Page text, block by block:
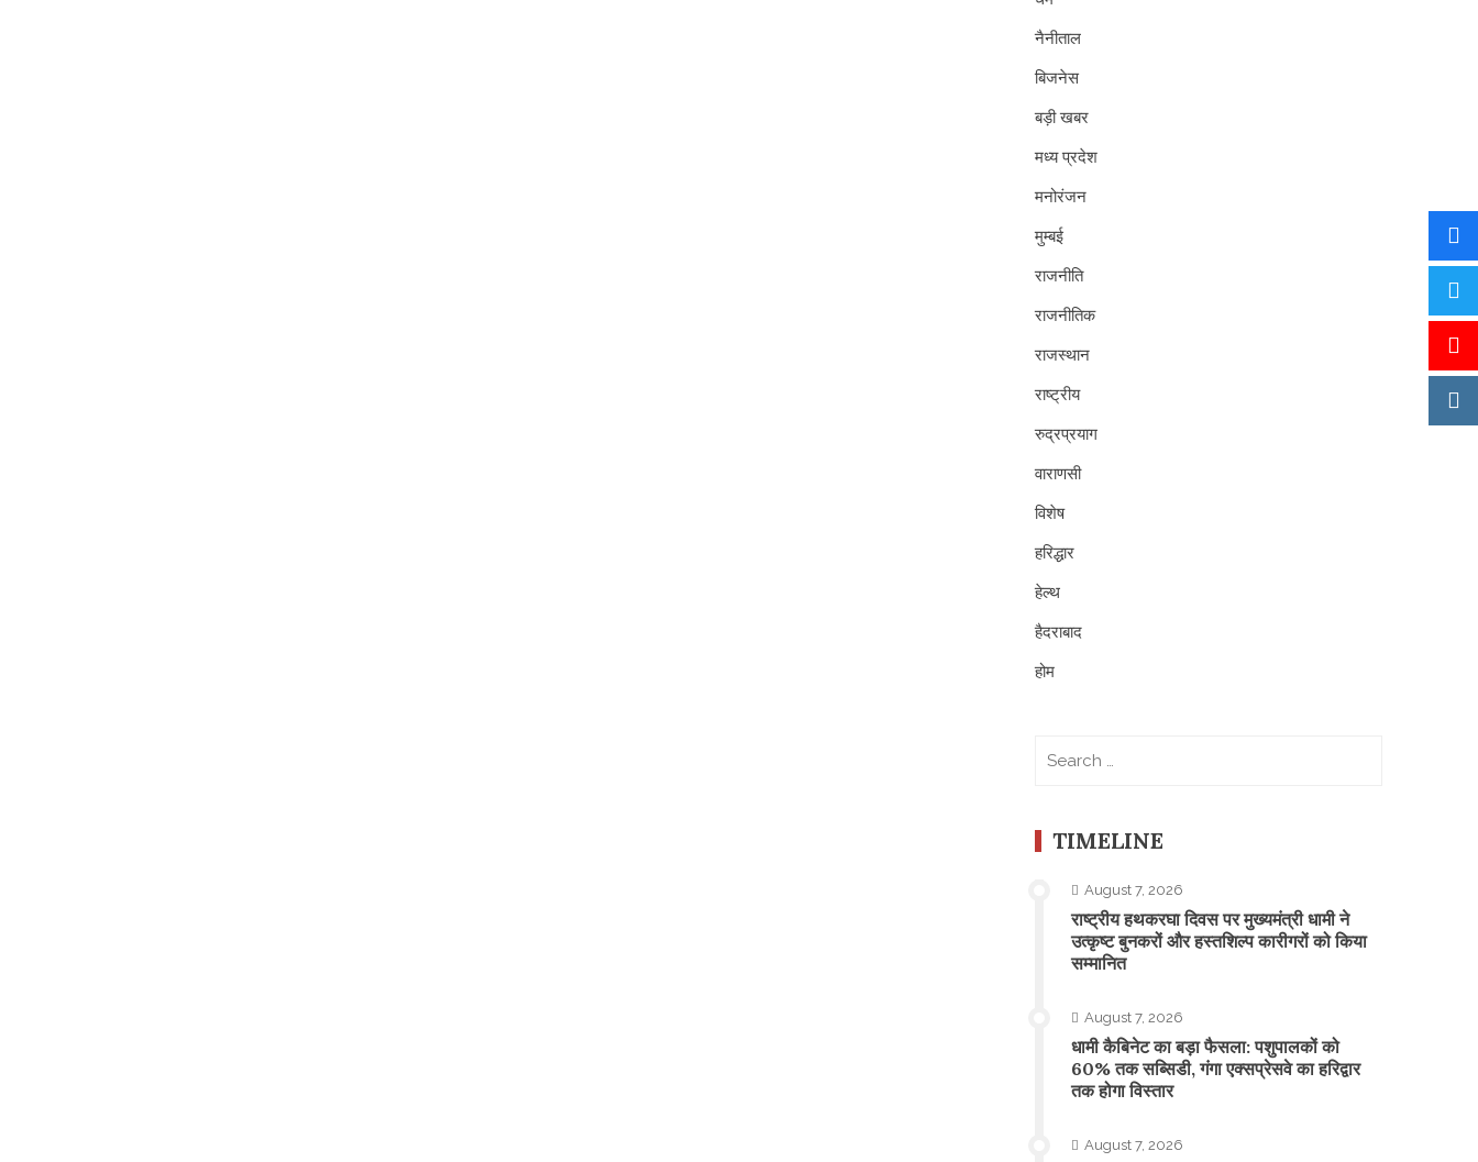
नैनीताल
बिजनेस
बड़ी खबर
मध्य प्रदेश
मनोरंजन
मुम्बई
राजनीति
राजनीतिक
राजस्थान
राष्ट्रीय
रुद्रप्रयाग
वाराणसी
विशेष
हरिद्धार
हेल्थ
हैदराबाद
होम
TIMELINE
August 7, 2026
राष्ट्रीय हथकरघा दिवस पर मुख्यमंत्री धामी ने
उत्कृष्ट बुनकरों और हस्तशिल्प कारीगरों को किया
सम्मानित
August 7, 2026
​धामी कैबिनेट का बड़ा फैसला: पशुपालकों को
60% तक सब्सिडी, गंगा एक्सप्रेसवे का हरिद्वार
तक होगा विस्तार
August 7, 2026